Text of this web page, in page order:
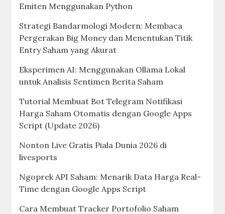
Emiten Menggunakan Python
Strategi Bandarmologi Modern: Membaca
Pergerakan Big Money dan Menentukan Titik
Entry Saham yang Akurat
Eksperimen AI: Menggunakan Ollama Lokal
untuk Analisis Sentimen Berita Saham
Tutorial Membuat Bot Telegram Notifikasi
Harga Saham Otomatis dengan Google Apps
Script (Update 2026)
Nonton Live Gratis Piala Dunia 2026 di
livesports
Ngoprek API Saham: Menarik Data Harga Real-
Time dengan Google Apps Script
Cara Membuat Tracker Portofolio Saham